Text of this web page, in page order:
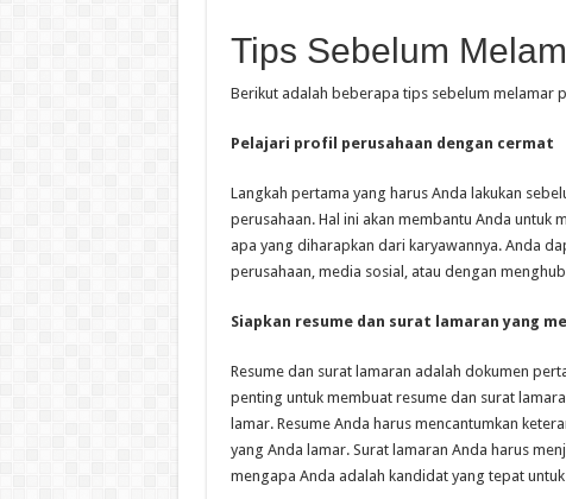
Tips Sebelum
Berikut adalah beberapa tips sebelum melamar
Pelajari profil perusahaan dengan cermat
Langkah pertama yang harus Anda lakukan
perusahaan. Hal ini akan membantu Anda untuk
apa yang diharapkan dari karyawannya. Anda
perusahaan, media sosial, atau dengan
Siapkan resume dan surat lamaran yang
Resume dan surat lamaran adalah dokumen
penting untuk membuat resume dan surat
lamar. Resume Anda harus mencantumkan
yang Anda lamar. Surat lamaran Anda harus
mengapa Anda adalah kandidat yang tepat